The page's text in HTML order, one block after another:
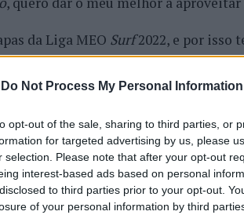
Do Not Process My Personal Information
opt-out of the sale, sharing to third parties, or
for targeted advertising by us, please
selection. Please note that after your opt-out
interest-based ads based on personal
to third parties prior to your opt-out.
of your personal information by third
da Liga MEO Surf2022, e por isso
campeões nacionais, oAllianz
do já histórico subtroféuAllianz
da Liga MEO Surf, Halley
na frente da disputa da Allianz
lado feminino, a liderança deste
com estas fora da etapa, é Carolina